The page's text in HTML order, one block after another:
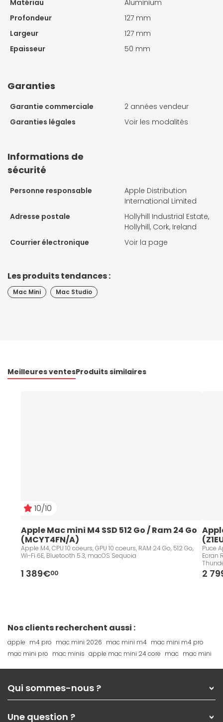
Matériau
Aluminium
Profondeur
127 mm
Largeur
127 mm
Epaisseur
50 mm
Garanties
Garantie commerciale
2 années vendeur
Garanties légales
Voir les modalités
Informations de
sécurité
Personne responsable
Apple Distribution
International Limited
Adresse postale
Hollyhill Industrial Estate,
Hollyhill, Cork, Ireland
Courrier électronique
Voir la page
Les produits tendances :
Mac Mini Mac Studio
Meilleures ventesProduits similaires
10/10
Apple Mac mini M4 SSD 512 Go / Ram 24 Go
(MCYT4FN/A)
Apple M4, CPU 10 coeurs, GPU 10 coeurs, RAM 24 Go, 512 Go,
Wi-Fi 6E, Bluetooth 5.3, macOS Sequoia
1 389€00
Puce
Ecran
2
Nos clients recherchent aussi :
apple m4 pro mac mini 2026 mac mini m4 mac mini m4 pro
mac mini pro mac minis apple mac mini 24 core mac mac mini
Qui sommes-nous ?
Une question ?